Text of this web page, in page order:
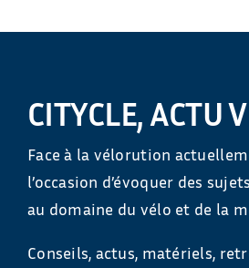
CITYCLE, ACTU
Face à la vélorution
l’occasion d’évoquer des
au domaine du vélo et de la
Conseils, actus, matériels,